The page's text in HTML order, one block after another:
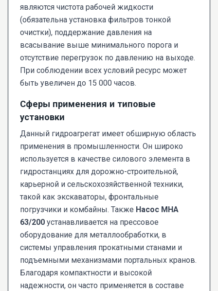
являются чистота рабочей жидкости
(обязательна установка фильтров тонкой
очистки), поддержание давления на
всасывание выше минимального порога и
отсутствие перегрузок по давлению на выходе.
При соблюдении всех условий ресурс может
быть увеличен до 15 000 часов.
Сферы применения и типовые
установки
Данный гидроагрегат имеет обширную область
применения в промышленности. Он широко
используется в качестве силового элемента в
гидростанциях для дорожно-строительной,
карьерной и сельскохозяйственной техники,
такой как экскаваторы, фронтальные
погрузчики и комбайны. Также Насос МНА
63/200 устанавливается на прессовое
оборудование для металлообработки, в
системы управления прокатными станами и
подъемными механизмами портальных кранов.
Благодаря компактности и высокой
надежности, он часто применяется в составе